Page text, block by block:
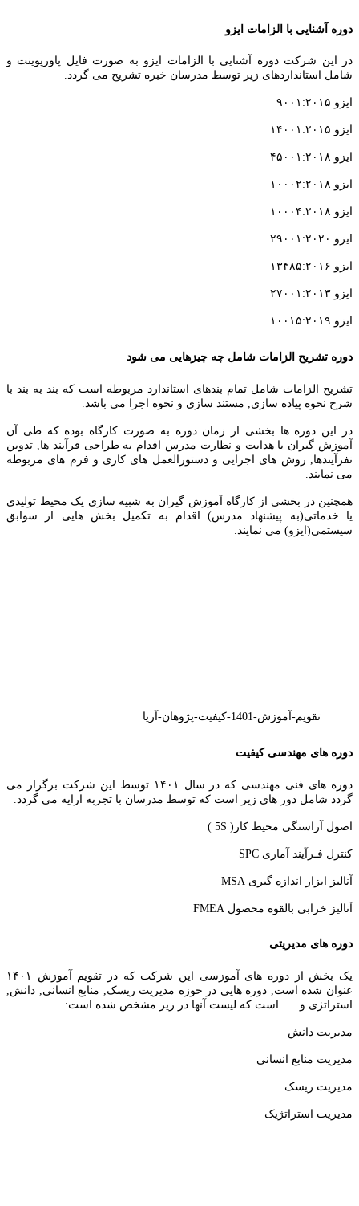
دوره آشنایی با الزامات ایزو
در این شرکت دوره آشنایی با الزامات ایزو به صورت فایل پاورپوینت و
شامل استانداردهای زیر توسط مدرسان خبره تشریح می گردد.
ایزو ۹۰۰۱:۲۰۱۵
ایزو ۱۴۰۰۱:۲۰۱۵
ایزو ۴۵۰۰۱:۲۰۱۸
ایزو ۱۰۰۰۲:۲۰۱۸
ایزو ۱۰۰۰۴:۲۰۱۸
ایزو ۲۹۰۰۱:۲۰۲۰
ایزو ۱۳۴۸۵:۲۰۱۶
ایزو ۲۷۰۰۱:۲۰۱۳
ایزو ۱۰۰۱۵:۲۰۱۹
دوره تشریح الزامات شامل چه چیزهایی می شود
تشریح الزامات شامل تمام بندهای استاندارد مربوطه است که بند به بند با
شرح نحوه پیاده سازی, مستند سازی و نحوه اجرا می باشد.
در این دوره ها بخشی از زمان دوره به صورت کارگاه بوده که طی آن
آموزش گیران با هدایت و نظارت مدرس اقدام به طراحی فرآیند ها, تدوین
نفرآیندها, روش های اجرایی و دستورالعمل های کاری و فرم های مربوطه
می نمایند.
همچنین در بخشی از کارگاه آموزش گیران به شبیه سازی یک محیط تولیدی
یا خدماتی(به پیشنهاد مدرس) اقدام به تکمیل بخش هایی از سوابق
سیستمی(ایزو) می نمایند.
تقویم-آموزش-1401-کیفیت-پژوهان-آریا
دوره های مهندسی کیفیت
دوره های فنی مهندسی که در سال ۱۴۰۱ توسط این شرکت برگزار می
گردد شامل دور های زیر است که توسط مدرسان با تجربه ارایه می گردد.
اصول آراستگی محیط کار( 5S )
کنترل فـرآیند آماری SPC
آنالیز ابزار اندازه گیری MSA
آنالیز خرابی بالقوه محصول FMEA
دوره های مدیریتی
یک بخش از دوره های آموزسی این شرکت که در تقویم آموزش ۱۴۰۱
عنوان شده است, دوره هایی در حوزه مدیریت ریسک, منابع انسانی, دانش,
استراتژی و …..است که لیست آنها در زیر مشخص شده است:
مدیریت دانش
مدیریت منابع انسانی
مدیریت ریسک
مدیریت استراتژیک